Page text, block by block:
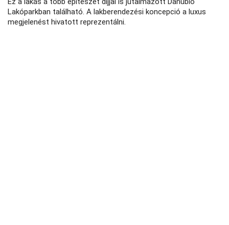
Lakóparkban található. A lakberendezési koncepció a luxus
megjelenést hivatott reprezentálni.